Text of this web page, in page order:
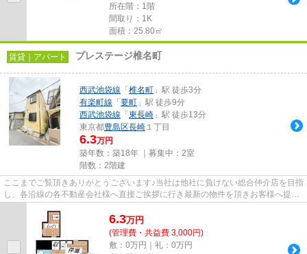
所在階：1階
間取り：1K
面積：25.80㎡
賃貸｜アパート プレステージ椎名町
西武池袋線 「 椎名町 」駅 徒歩3分
有楽町線 「 要町 」駅 徒歩9分
西武池袋線 「 東長崎 」駅 徒歩13分
東京都豊島区長崎 １丁目
6.3万円
築年数：築18年 ｜募集中： 2室
階数：2階建
ここまでご覧頂きありがとうございます♪当社は他社に負けない総合仲介店を目指
し、各沿線の各不動産会社様へ直接ご挨拶に行き最新の物件を頂きお客様へ提供
6.3万円
(管理費・共益費 3,000円)
敷：0万円｜礼：0万円